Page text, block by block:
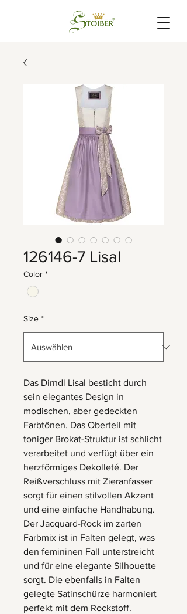
126146-7 Lisal
Color *
Size *
Das Dirndl Lisal besticht durch
sein elegantes Design in
modischen, aber gedeckten
Farbtönen. Das Oberteil mit
toniger Brokat-Struktur ist schlicht
verarbeitet und verfügt über ein
herzförmiges Dekolleté. Der
Reißverschluss mit Zieranfasser
sorgt für einen stilvollen Akzent
und eine einfache Handhabung.
Der Jacquard-Rock im zarten
Farbmix ist in Falten gelegt, was
den femininen Fall unterstreicht
und für eine elegante Silhouette
sorgt. Die ebenfalls in Falten
gelegte Satinschürze harmoniert
perfekt mit dem Rockstoff.